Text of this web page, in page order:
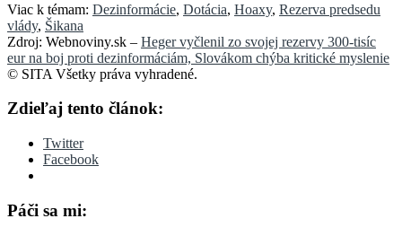
Viac k témam: Dezinformácie, Dotácia, Hoaxy, Rezerva predsedu
vlády, Šikana
Zdroj: Webnoviny.sk – Heger vyčlenil zo svojej rezervy 300-tisíc
eur na boj proti dezinformáciám, Slovákom chýba kritické myslenie
© SITA Všetky práva vyhradené.
Zdieľaj tento článok:
Twitter
Facebook
Páči sa mi: